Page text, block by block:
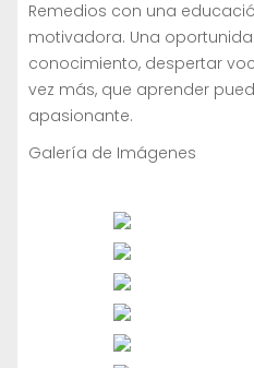
Remedios con una
motivadora. Una
conocimiento, despertar
vez más, que aprender
apasionante.
Galería de Imágenes